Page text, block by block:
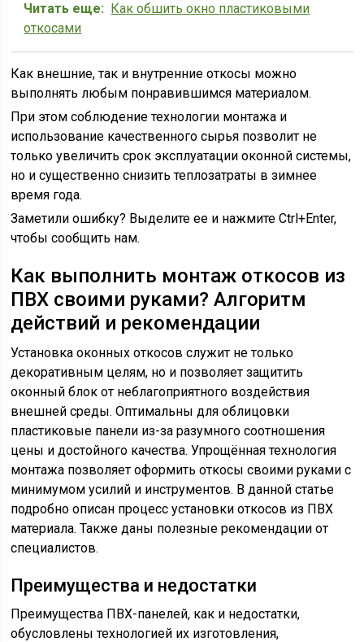
Читать еще: Как обшить окно пластиковыми
откосами
Как внешние, так и внутренние откосы можно
выполнять любым понравившимся материалом.
При этом соблюдение технологии монтажа и
использование качественного сырья позволит не
только увеличить срок эксплуатации оконной системы,
но и существенно снизить теплозатраты в зимнее
время года.
Заметили ошибку? Выделите ее и нажмите Ctrl+Enter,
чтобы сообщить нам.
Как выполнить монтаж откосов из
ПВХ своими руками? Алгоритм
действий и рекомендации
Установка оконных откосов служит не только
декоративным целям, но и позволяет защитить
оконный блок от неблагоприятного воздействия
внешней среды. Оптимальны для облицовки
пластиковые панели из-за разумного соотношения
цены и достойного качества. Упрощённая технология
монтажа позволяет оформить откосы своими руками с
минимумом усилий и инструментов. В данной статье
подробно описан процесс установки откосов из ПВХ
материала. Также даны полезные рекомендации от
специалистов.
Преимущества и недостатки
Преимущества ПВХ-панелей, как и недостатки,
обусловлены технологией их изготовления,